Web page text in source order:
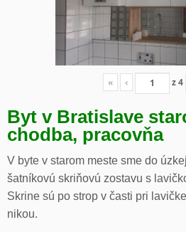
« ‹ z4
Byt v Bratislave
chodba, pracovňa
V byte v starom meste sme do
šatníkovú skriňovú zostavu s
Skrine sú po strop v časti pri
nikou.